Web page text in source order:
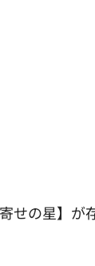
せの星】が